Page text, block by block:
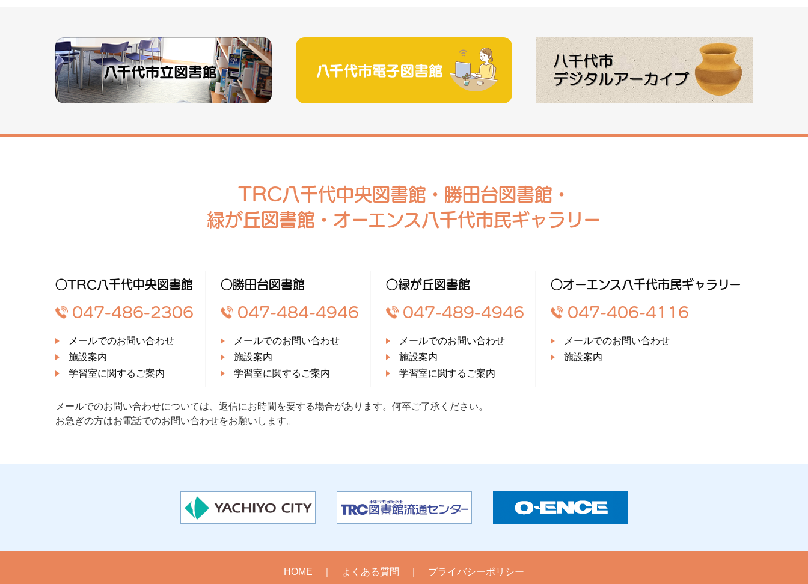
TRC八千代中央図書館・勝田台図書館・
緑が丘図書館・オーエンス八千代市民ギャラリー
○TRC八千代中央図書館
047-486-2306
メールでのお問い合わせ
施設案内
学習室に関するご案内
○勝田台図書館
047-484-4946
メールでのお問い合わせ
施設案内
学習室に関するご案内
○緑が丘図書館
047-489-4946
メールでのお問い合わせ
施設案内
学習室に関するご案内
○オーエンス八千代市民ギャラリー
047-406-4116
メールでのお問い合わせ
施設案内
メールでのお問い合わせについては、返信にお時間を要する場合があります。何卒ご了承ください。
お急ぎの方はお電話でのお問い合わせをお願いします。
HOME よくある質問 プライバシーポリシー